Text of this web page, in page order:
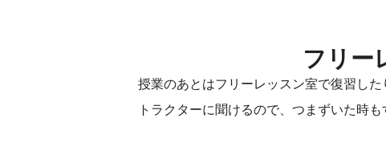
フリー
授業のあとはフリーレッスン室で復習し
トラクターに聞けるので、つまずいた時